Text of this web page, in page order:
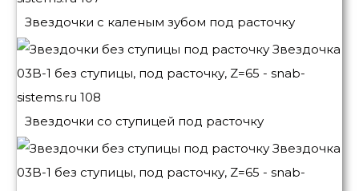
Звездочки с каленым зубом под расточку
Звездочки со ступицей под расточку